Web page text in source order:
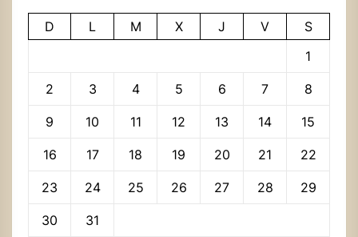
D L M X J V
S
1
2 3 4 5 6 7 8
9 10 11 12 13 14 15
16 17 18 19 20 21 22
23 24 25 26 27 28 29
30
31